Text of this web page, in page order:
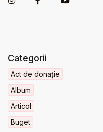
Categorii
Act de donație
Album
Articol
Buget